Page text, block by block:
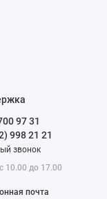
97 31
998 21 21
звонок
10.00 до 17.00
почта